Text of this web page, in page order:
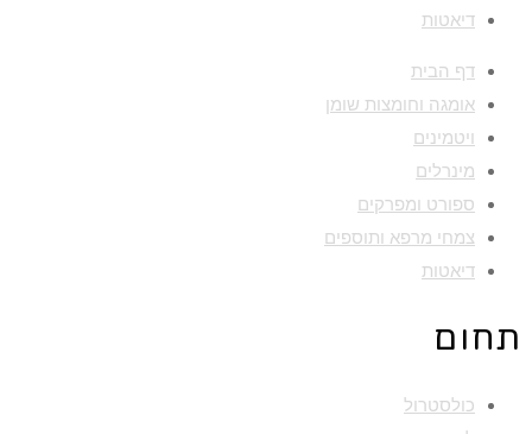
דיאטות
דף הבית
אומגה וחומצות שומן
ויטמינים
מינרלים
ספורט ומפרקים
צמחי מרפא ותוספים
דיאטות
תחום
כולסטרול